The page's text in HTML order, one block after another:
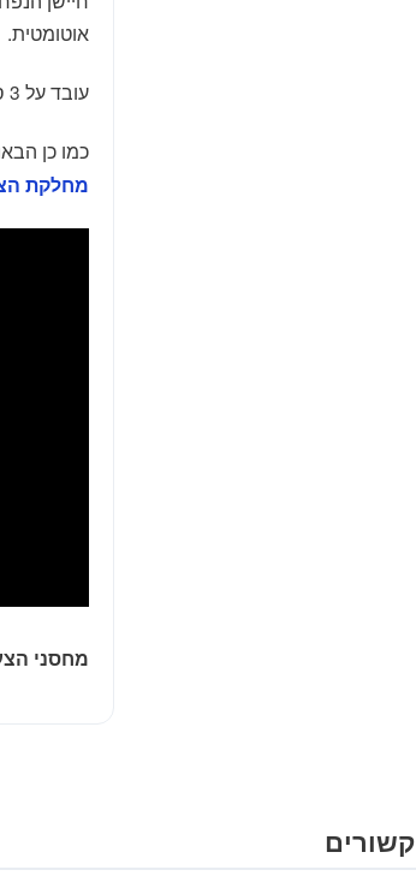
אוטומטית.
עובד על 3 סוללות AAA (לא כלול), נפח המיכל הינו 300 מיליליטר.
כמו כן
מחלקת
מחסני